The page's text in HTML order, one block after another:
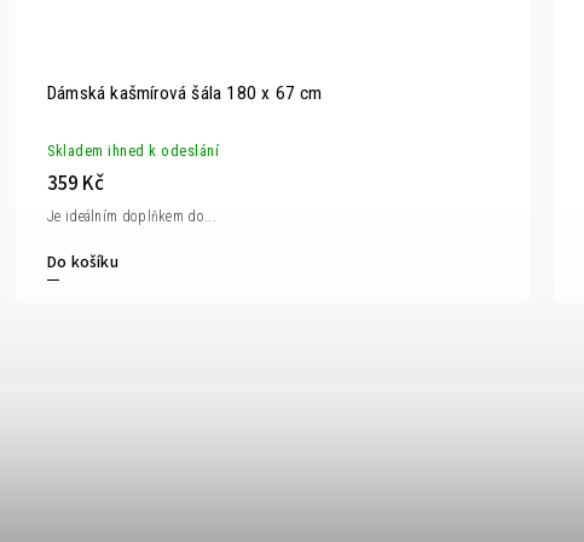
Dámská kašmírová šála 180 x 67 cm
Skladem ihned k odeslání
359 Kč
Do košíku
Je ideálním doplňkem do...